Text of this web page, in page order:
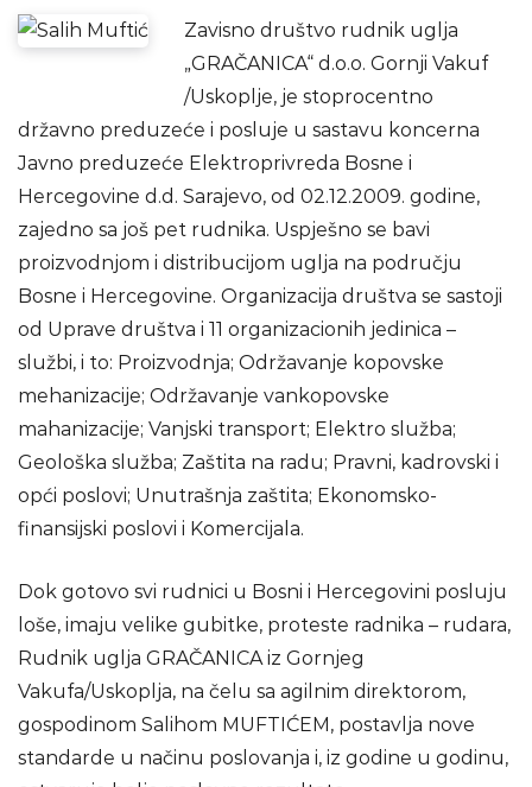
Zavisno društvo rudnik uglja
„GRAČANICA“ d.o.o. Gornji Vakuf
/Uskoplje, je stoprocentno
državno preduzeće i posluje u sastavu koncerna
Javno preduzeće Elektroprivreda Bosne i
Hercegovine d.d. Sarajevo, od 02.12.2009. godine,
zajedno sa još pet rudnika. Uspješno se bavi
proizvodnjom i distribucijom uglja na području
Bosne i Hercegovine. Organizacija društva se sastoji
od Uprave društva i 11 organizacionih jedinica –
službi, i to: Proizvodnja; Održavanje kopovske
mehanizacije; Održavanje vankopovske
mahanizacije; Vanjski transport; Elektro služba;
Geološka služba; Zaštita na radu; Pravni, kadrovski i
opći poslovi; Unutrašnja zaštita; Ekonomsko-
finansijski poslovi i Komercijala.
Dok gotovo svi rudnici u Bosni i Hercegovini posluju
loše, imaju velike gubitke, proteste radnika – rudara,
Rudnik uglja GRAČANICA iz Gornjeg
Vakufa/Uskoplja, na čelu sa agilnim direktorom,
gospodinom Salihom MUFTIĆEM, postavlja nove
standarde u načinu poslovanja i, iz godine u godinu,